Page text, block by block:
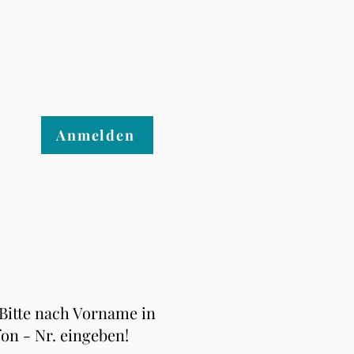
Anmelden
nach Vorname in
- Nr. eingeben!